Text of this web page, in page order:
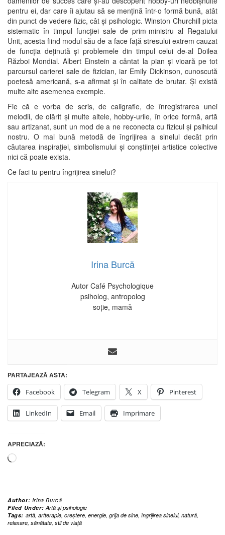
pentru ei, dar care îi ajutau să se mențină într-o formă bună, atât
din punct de vedere fizic, cât și psihologic. Winston Churchill picta
sistematic în timpul funcției sale de prim-ministru al Regatului
Unit, acesta fiind modul său de a face față stresului extrem cauzat
de funcția deținută și problemele din timpul celui de-al Doilea
Război Mondial. Albert Einstein a cântat la pian și vioară pe tot
parcursul carierei sale de fizician, iar Emily Dickinson, cunoscută
poetesă americană, s-a afirmat și în calitate de brutar. Și există
multe alte asemenea exemple.
Fie că e vorba de scris, de caligrafie, de înregistrarea unei
melodii, de olărit și multe altele, hobby-urile, în orice formă, artă
sau artizanat, sunt un mod de a ne reconecta cu fizicul și psihicul
nostru. O mai bună metodă de îngrijirea a sinelui decât prin
căutarea inspirației, simbolismului și conștiinței artistice colective
nici că poate exista.
Ce faci tu pentru îngrijirea sinelui?
Irina Burcă
Autor Café Psychologique
psiholog, antropolog
soție, mamă
PARTAJEAZĂ ASTA:
Facebook
Telegram X Pinterest
LinkedIn Email Imprimare
APRECIAZĂ:
Încarc...
Author: Irina Burcă
Filed Under: Artă și psihologie
Tags: artă, artterapie, creștere, energie, grija de sine, îngrijirea sinelui, natură,
relaxare, sănătate, stil de viață